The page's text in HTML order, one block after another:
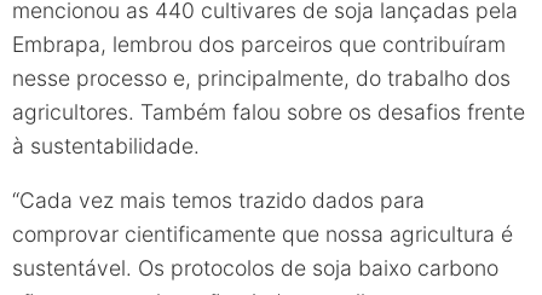
mencionou as 440 cultivares de soja lançadas pela
Embrapa, lembrou dos parceiros que contribuíram
nesse processo e, principalmente, do trabalho dos
agricultores. Também falou sobre os desafios frente
à sustentabilidade.
“Cada vez mais temos trazido dados para
comprovar cientificamente que nossa agricultura é
sustentável. Os protocolos de soja baixo carbono